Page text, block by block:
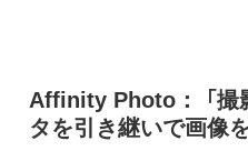
Affinity Photo： 「撮
タを引き継いで画像